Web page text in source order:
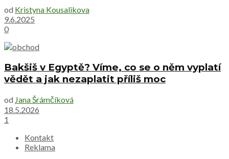
od Kristyna Kousalikova
9.6.2025
0
Bakšiš v Egyptě? Víme, co se o něm vyplatí
vědět a jak nezaplatit příliš moc
od Jana Šrámčíková
18.5.2026
1
Kontakt
Reklama